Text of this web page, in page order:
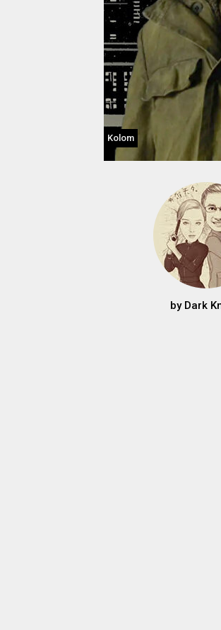
Kolom
by Dark